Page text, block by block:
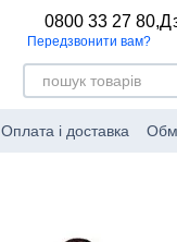
0800 33 27 80,
Передзвонити вам?
Оплата і доставка